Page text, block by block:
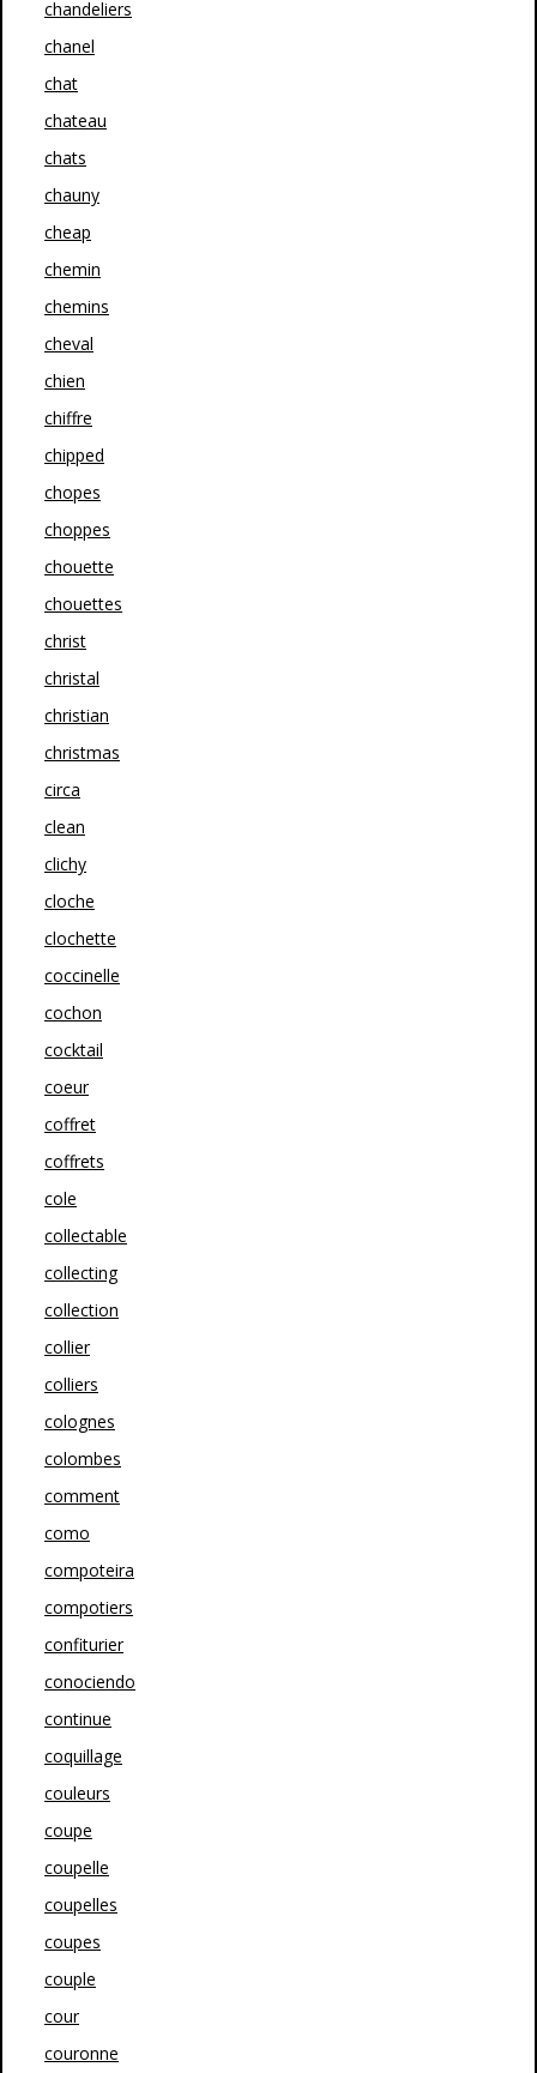
chandeliers
chanel
chat
chateau
chats
chauny
cheap
chemin
chemins
cheval
chien
chiffre
chipped
chopes
choppes
chouette
chouettes
christ
christal
christian
christmas
circa
clean
clichy
cloche
clochette
coccinelle
cochon
cocktail
coeur
coffret
coffrets
cole
collectable
collecting
collection
collier
colliers
colognes
colombes
comment
como
compoteira
compotiers
confiturier
conociendo
continue
coquillage
couleurs
coupe
coupelle
coupelles
coupes
couple
cour
couronne